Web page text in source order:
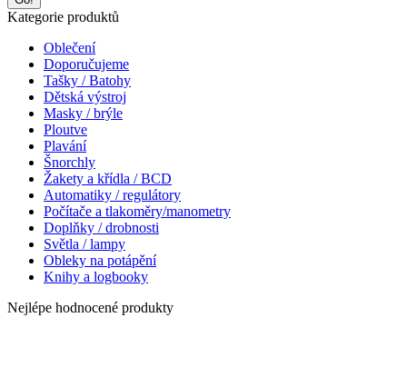
Kategorie produktů
Oblečení
Doporučujeme
Tašky / Batohy
Dětská výstroj
Masky / brýle
Ploutve
Plavání
Šnorchly
Žakety a křídla / BCD
Automatiky / regulátory
Počítače a tlakoměry/manometry
Doplňky / drobnosti
Světla / lampy
Obleky na potápění
Knihy a logbooky
Nejlépe hodnocené produkty